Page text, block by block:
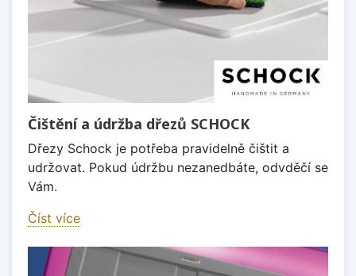
Čištění a údržba dřezů SCHOCK
Dřezy Schock je potřeba pravidelně čištit a
udržovat. Pokud údržbu nezanedbáte, odvděčí se
Vám.
Číst více